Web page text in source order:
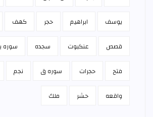
يوسف ابراهيم حجر كهف
قصص عنكبوت سجده
فتح حجرات سوره ق نجم
واقعه حشر ملك